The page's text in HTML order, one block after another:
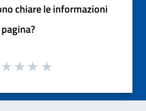
chiare le informazioni